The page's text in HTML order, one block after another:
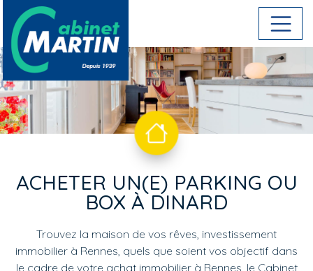
Aller au contenu principal
ACHETER UN(E) PARKING OU
BOX À DINARD
Trouvez la maison de vos rêves, investissement
immobilier à Rennes, quels que soient vos objectif dans
le cadre de votre achat immobilier à Rennes, le Cabinet